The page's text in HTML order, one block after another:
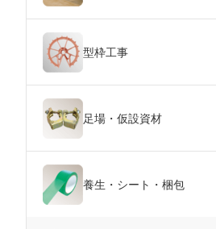
型枠工事
足場・仮設資材
養生・シート・梱包